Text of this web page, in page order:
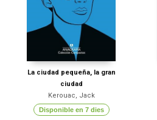
La ciudad pequeña, la gran
ciudad
Kerouac, Jack
Disponible en 7 dies